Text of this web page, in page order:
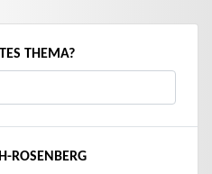
THEMA?
ROSENBERG